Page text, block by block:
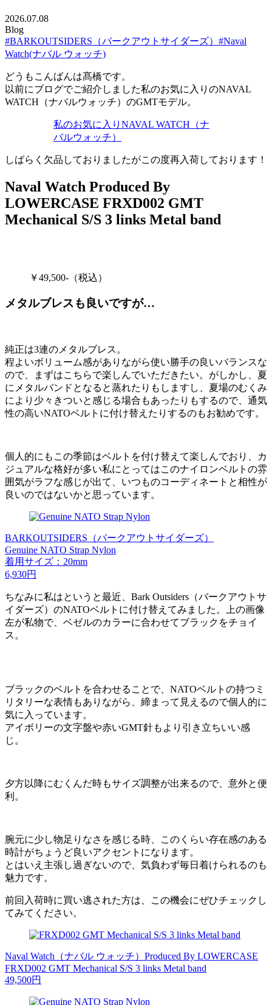
2026.07.08
Blog
#BARKOUTSIDERS（バークアウトサイダーズ） #Naval
Watch(ナバル ウォッチ)
どうもこんばんは髙橋です。
以前にブログでご紹介しました私のお気に入りのNAVAL
WATCH（ナバルウォッチ）のGMTモデル。
私のお気に入りNAVAL WATCH（ナ
バルウォッチ）
しばらく欠品しておりましたがこの度再入荷しております！
Naval Watch Produced By
LOWERCASE FRXD002 GMT
Mechanical S/S 3 links Metal band
￥49,500-（税込）
メタルブレスも良いですが…
純正は3連のメタルブレス。
程よいボリューム感がありながら使い勝手の良いバランスな
ので、まずはこちらで楽しんでいただきたい。がしかし、夏
にメタルバンドとなると蒸れたりもしますし、夏場のむくみ
により少々きついと感じる場合もあったりもするので、通気
性の高いNATOベルトに付け替えたりするのもお勧めです。
個人的にもこの季節はベルトを付け替えて楽しんでおり、カ
ジュアルな格好が多い私にとってはこのナイロンベルトの雰
囲気がラフな感じが出て、いつものコーディネートと相性が
良いのではないかと思っています。
BARKOUTSIDERS（バークアウトサイダーズ）
Genuine NATO Strap Nylon
着用サイズ：20mm
6,930円
ちなみに私はというと最近、Bark Outsiders（バークアウトサ
イダーズ）のNATOベルトに付け替えてみました。上の画像
左が私物で、ベゼルのカラーに合わせてブラックをチョイ
ス。
ブラックのベルトを合わせることで、NATOベルトの持つミ
リタリーな表情もありながら、締まって見えるので個人的に
気に入っています。
アイボリーの文字盤や赤いGMT針もより引き立ちいい感
じ。
夕方以降にむくんだ時もサイズ調整が出来るので、意外と便
利。
腕元に少し物足りなさを感じる時、このくらい存在感のある
時計がちょうど良いアクセントになります。
とはいえ主張し過ぎないので、気負わず毎日着けられるのも
魅力です。
前回入荷時に買い逃された方は、この機会にぜひチェックし
てみてください。
Naval Watch（ナバル ウォッチ）Produced By LOWERCASE
FRXD002 GMT Mechanical S/S 3 links Metal band
49,500円